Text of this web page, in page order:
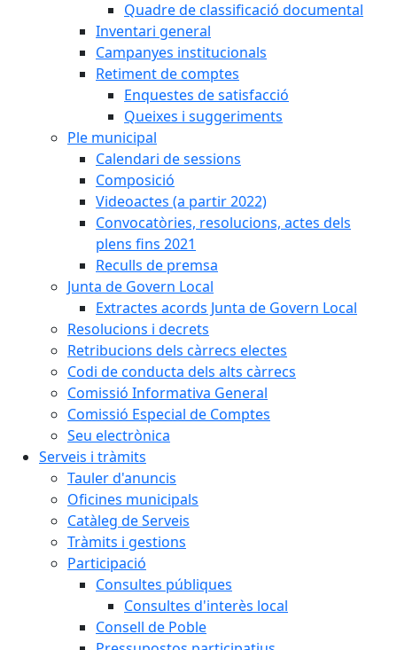
Quadre de classificació documental
Inventari general
Campanyes institucionals
Retiment de comptes
Enquestes de satisfacció
Queixes i suggeriments
Ple municipal
Calendari de sessions
Composició
Videoactes (a partir 2022)
Convocatòries, resolucions, actes dels
plens fins 2021
Reculls de premsa
Junta de Govern Local
Extractes acords Junta de Govern Local
Resolucions i decrets
Retribucions dels càrrecs electes
Codi de conducta dels alts càrrecs
Comissió Informativa General
Comissió Especial de Comptes
Seu electrònica
Serveis i tràmits
Tauler d'anuncis
Oficines municipals
Catàleg de Serveis
Tràmits i gestions
Participació
Consultes públiques
Consultes d'interès local
Consell de Poble